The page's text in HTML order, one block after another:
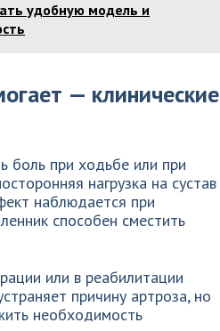
удобную модель и
— клинические
боль при ходьбе или при
нагрузка на сустав
наблюдается при
способен сместить
или в реабилитации
причину артроза, но
необходимость